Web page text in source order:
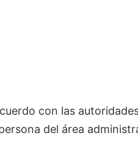
con las
del área